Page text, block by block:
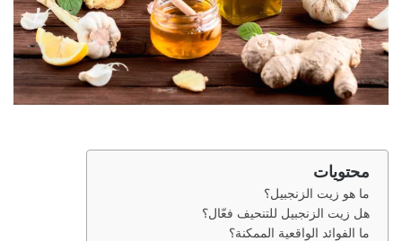
محتويات
ما هو زيت الزنجبيل؟
هل زيت الزنجبيل للتنحيف فعّال؟
ما الفوائد الواقعية الممكنة؟